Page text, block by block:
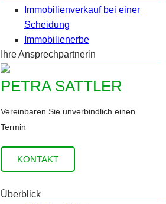
Immobilienverkauf bei einer
Scheidung
Immobilienerbe
Ihre Ansprechpartnerin
PETRA SATTLER
Vereinbaren Sie unverbindlich einen
Termin
KONTAKT
Überblick